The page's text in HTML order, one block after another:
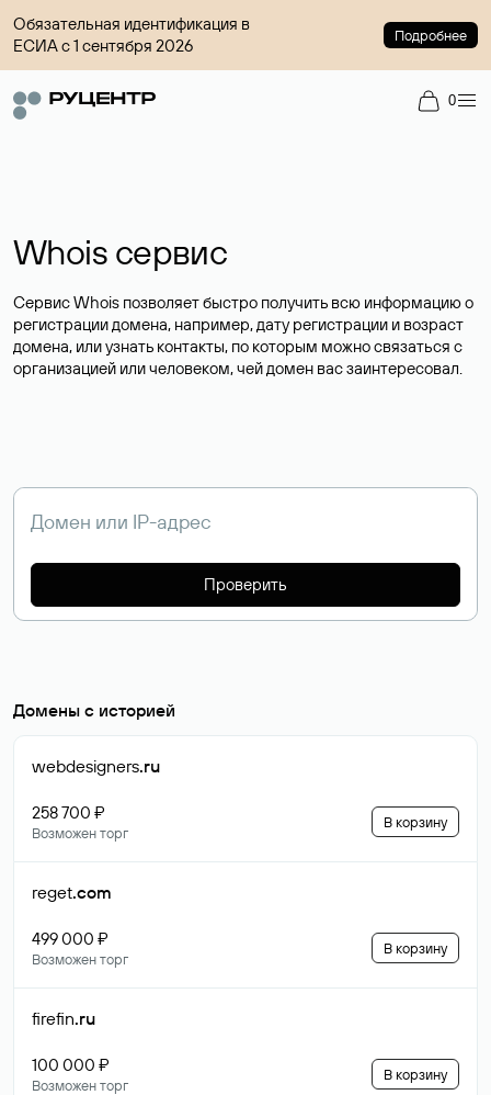
Обязательная идентификация в
ЕСИА с 1 сентября 2026
Подробнее
0
Whois сервис
Сервис Whois позволяет быстро получить всю информацию о
регистрации домена, например, дату регистрации и возраст
домена, или узнать контакты, по которым можно связаться с
организацией или человеком, чей домен вас заинтересовал.
Проверить
Домены с историей
webdesigners.ru
258 700 ₽
Возможен торг
В корзину
reget.com
499 000 ₽
Возможен торг
В корзину
firefin.ru
100 000 ₽
Возможен торг
В корзину